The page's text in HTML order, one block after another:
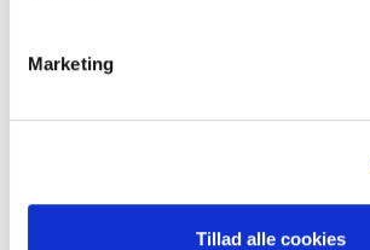
Marketing
Tillad alle cookies
HAASE FORLAG